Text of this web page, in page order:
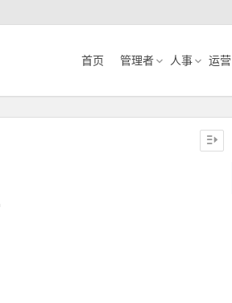
首页 管理者 人事 运营